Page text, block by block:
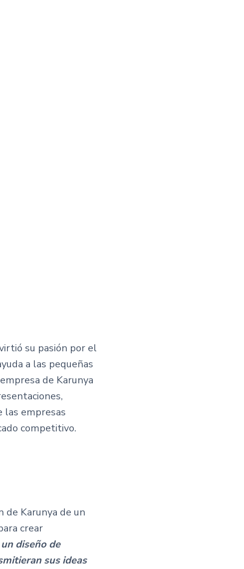
su pasión por el
a las pequeñas
de Karunya
las empresas
competitivo.
de Karunya de un
crear
diseño de
sus ideas